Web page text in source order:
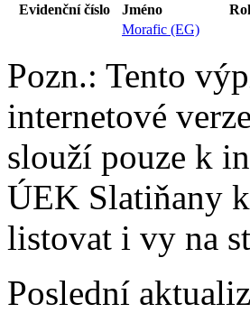
Evidenční číslo Jméno
Morafic (EG)
Pozn.: Tento
internetové
slouží pouze k
ÚEK Slatiňany
listovat i vy na
Poslední